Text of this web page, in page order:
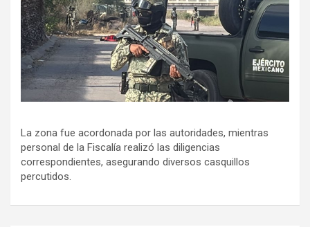
La zona fue acordonada por las autoridades, mientras
personal de la Fiscalía realizó las diligencias
correspondientes, asegurando diversos casquillos
percutidos.